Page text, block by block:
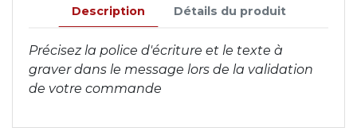
Description Détails du produit
Précisez la police d'écriture et le texte à
graver dans le message lors de la validation
de votre commande